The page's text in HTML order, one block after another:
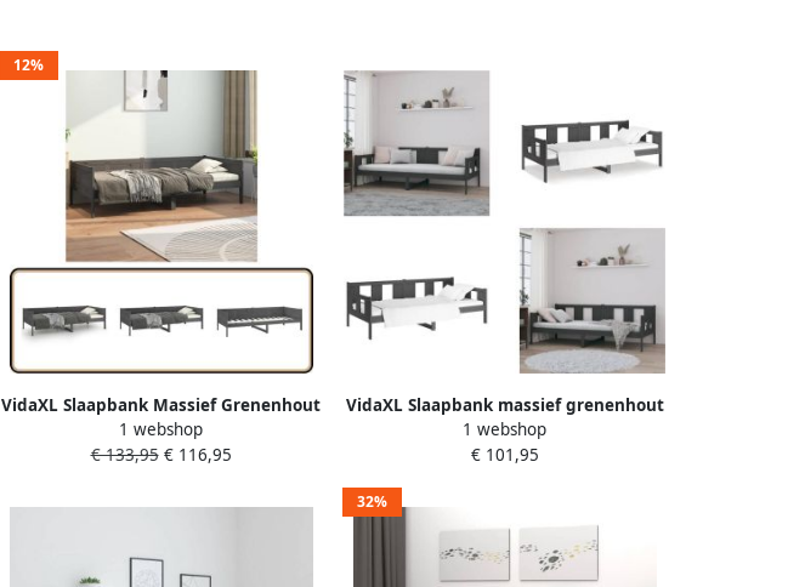
12%
VidaXL Slaapbank Massief Grenenhout
Grijs 90x190 cm Slaapbank Sofa Bed
Grenenhout Meubels Rustieke
Bed Compacte Slaapbank
1 webshop
€ 133,95€ 116,95
VidaXL Slaapbank massief grenenhout
grijs 90x190 cm Slaapbank
Slaapbanken Bedbank Bed
1 webshop
€ 101,95
32%